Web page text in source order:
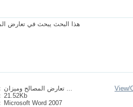
هذا البحث يبحث في تعارض
تعارض المصالح وميزان ...
21.52Kb
Microsoft Word 2007
View/